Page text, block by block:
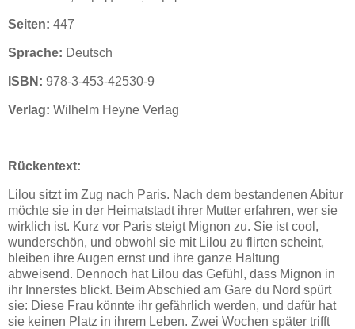
Seiten: 447
Sprache: Deutsch
ISBN: 978-3-453-42530-9
Verlag: Wilhelm Heyne Verlag
Rückentext:
Lilou sitzt im Zug nach Paris. Nach dem bestandenen Abitur
möchte sie in der Heimatstadt ihrer Mutter erfahren, wer sie
wirklich ist. Kurz vor Paris steigt Mignon zu. Sie ist cool,
wunderschön, und obwohl sie mit Lilou zu flirten scheint,
bleiben ihre Augen ernst und ihre ganze Haltung
abweisend. Dennoch hat Lilou das Gefühl, dass Mignon in
ihr Innerstes blickt. Beim Abschied am Gare du Nord spürt
sie: Diese Frau könnte ihr gefährlich werden, und dafür hat
sie keinen Platz in ihrem Leben. Zwei Wochen später trifft